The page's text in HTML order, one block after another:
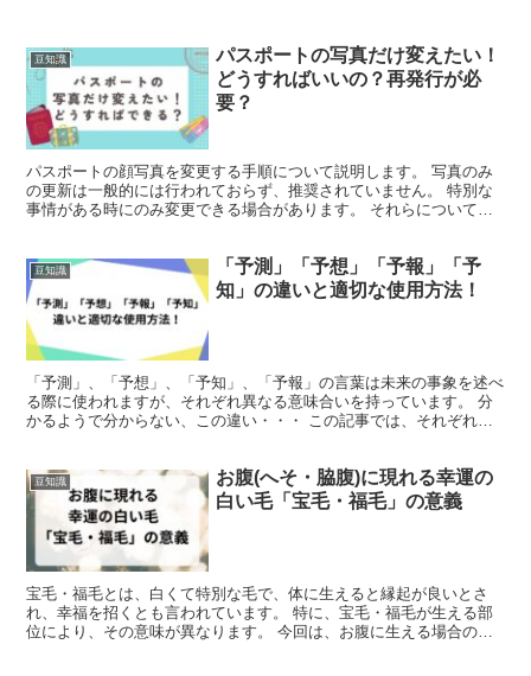
豆知識
パスポートの写真だけ変えたい！
どうすればいいの？再発行が必
要？
パスポートの顔写真を変更する手順について説明します。 写真のみ
の更新は一般的には行われておらず、推奨されていません。 特別な
事情がある時にのみ変更できる場合があります。 それらについて解
豆知識
「予測」「予想」「予報」「予
知」の違いと適切な使用方法！
「予測」、「予想」、「予知」、「予報」の言葉は未来の事象を述べ
る際に使われますが、それぞれ異なる意味合いを持っています。 分
かるようで分からない、この違い・・・ この記事では、それぞれの
豆知識
お腹(へそ・脇腹)に現れる幸運の
白い毛「宝毛・福毛」の意義
宝毛・福毛とは、白くて特別な毛で、体に生えると縁起が良いとさ
れ、幸福を招くとも言われています。 特に、宝毛・福毛が生える部
位により、その意味が異なります。 今回は、お腹に生える場合の意